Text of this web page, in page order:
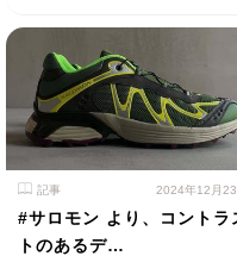
記事 2024年12月23
#サロモン より、コントラ
トのあるデ…